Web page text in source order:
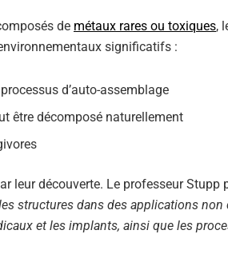
de métaux rares ou toxiques,
significatifs :
d’auto-assemblage
être décomposé naturellement
leur découverte. Le professeur Stupp
structures dans des applications
et les implants, ainsi que les